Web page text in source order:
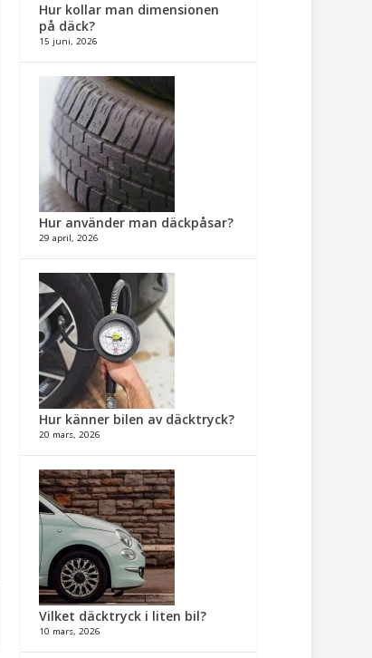
Hur kollar man dimensionen
på däck?
15 juni, 2026
Hur använder man däckpåsar?
29 april, 2026
Hur känner bilen av däcktryck?
20 mars, 2026
Vilket däcktryck i liten bil?
10 mars, 2026